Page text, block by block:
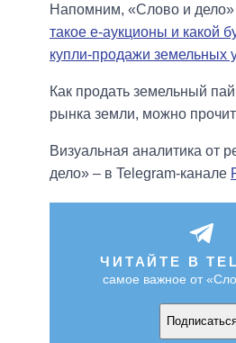
Напомним, «Слово и дело»
такое е-аукционы и какой
купли-продажи земельных
Как продать земельный
рынка земли, можно
Визуальная аналитика от
дело» – в Telegram-канале
ЧИТАЙТЕ В
самое важное от